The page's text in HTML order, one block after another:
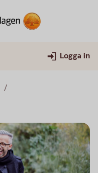
Logga in